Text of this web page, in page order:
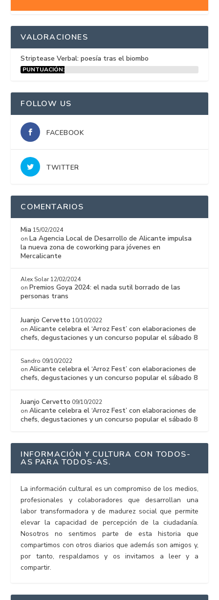
VALORACIONES
Striptease Verbal: poesía tras el biombo
PUNTUACIÓN:
FOLLOW US
FACEBOOK
TWITTER
COMENTARIOS
Mia 15/02/2024
onLa Agencia Local de Desarrollo de Alicante impulsa
la nueva zona de coworking para jóvenes en
Mercalicante
Alex Solar 12/02/2024
onPremios Goya 2024: el nada sutil borrado de las
personas trans
Juanjo Cervetto 10/10/2022
onAlicante celebra el ‘Arroz Fest’ con elaboraciones de
chefs, degustaciones y un concurso popular el sábado 8
Sandro 09/10/2022
onAlicante celebra el ‘Arroz Fest’ con elaboraciones de
chefs, degustaciones y un concurso popular el sábado 8
Juanjo Cervetto 09/10/2022
onAlicante celebra el ‘Arroz Fest’ con elaboraciones de
chefs, degustaciones y un concurso popular el sábado 8
INFORMACIÓN Y CULTURA CON TODOS-
AS PARA TODOS-AS.
La información cultural es un compromiso de los medios,
profesionales y colaboradores que desarrollan una
labor transformadora y de madurez social que permite
elevar la capacidad de percepción de la ciudadanía.
Nosotros no sentimos parte de esta historia que
compartimos con otros diarios que además son amigos y,
por tanto, respaldamos y os invitamos a leer y a
compartir.